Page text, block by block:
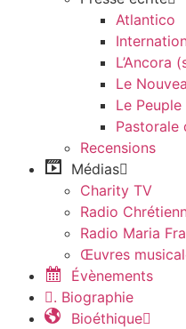
Atlantico
L’Ancora
Le
Le
Pastorale
Recensions
Médias
Charity TV
Radio
Radio Maria
Œuvres
Évènements
. Biographie
Bioéthique